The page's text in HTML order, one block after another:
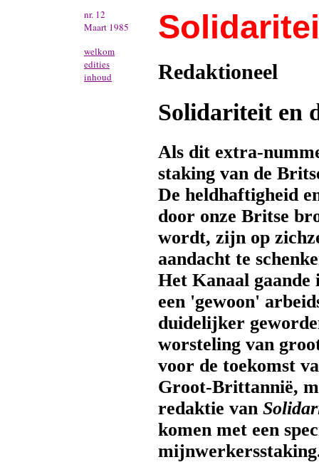
nr. 12
Maart 1985
welkom
edities
inhoud
Redaktioneel
Solidariteit en
Als dit extra-
staking van de
De heldhaftigheid
door onze Britse
wordt, zijn op
aandacht te
Het Kanaal gaande
een 'gewoon'
duidelijker
worsteling van
voor de toekomst
Groot-Brittannië,
redaktie van
komen met een